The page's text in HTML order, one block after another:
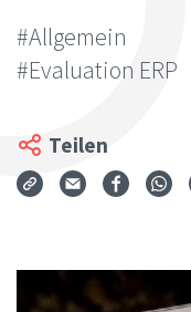
#Allgemein
#Evaluation ERP
Teilen
Via Mail
Auf